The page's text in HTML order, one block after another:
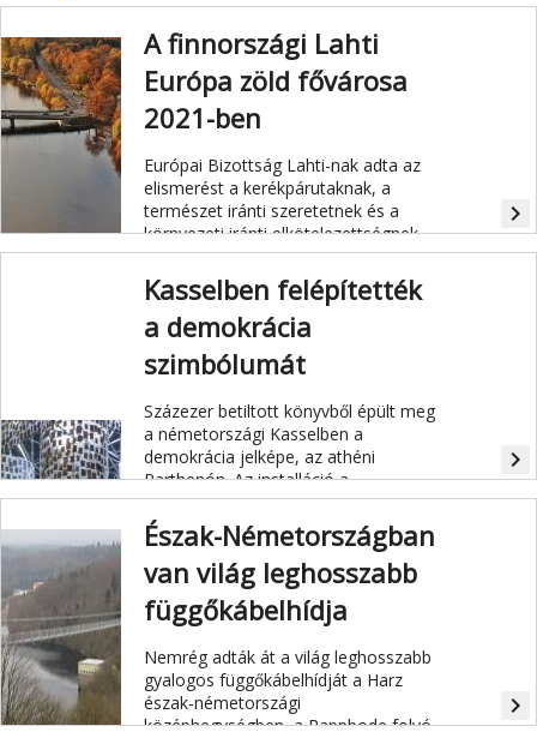
A finnországi Lahti
Európa zöld fővárosa
2021-ben
Európai Bizottság Lahti-nak adta az
elismerést a kerékpárutaknak, a
természet iránti szeretetnek és a
környezeti iránti elkötelezettségnek
köszönhetően.
navigate_next
Kasselben felépítették
a demokrácia
szimbólumát
Százezer betiltott könyvből épült meg
a németországi Kasselben a
demokrácia jelképe, az athéni
Parthenón. Az installáció a
világviszonylatban kiemelkedő
Documenta 14 kortárs művészeti
kiállítás része, amelyet idén
Kasselben és Athénban rendezik,
mottója "Athéntól tanulni". Témái
közé tartozik a pénzügyi és
navigate_next
Észak-Németországban
van világ leghosszabb
függőkábelhídja
Nemrég adták át a világ leghosszabb
gyalogos függőkábelhídját a Harz
észak-németországi
középhegységben, a Rappbode folyó
navigate_next